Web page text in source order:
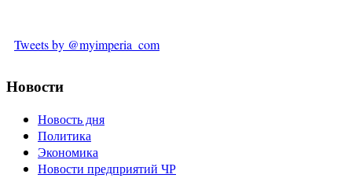
Tweets by @myimperia_com
Новости
Новость дня
Политика
Экономика
Новости предприятий ЧР